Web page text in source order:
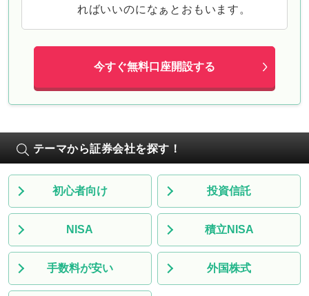
ればいいのになぁとおもいます。
今すぐ無料口座開設する
テーマから証券会社を探す！
初心者向け 投資信託
NISA 積立NISA
手数料が安い 外国株式